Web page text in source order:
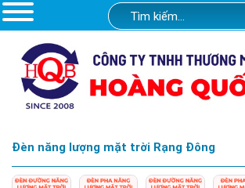
Đèn năng lượng mặt trời Rạng Đông